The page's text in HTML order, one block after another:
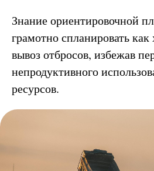
Знание ориентировочной
грамотно спланировать
вывоз отбросов, избежав
непродуктивного
ресурсов.